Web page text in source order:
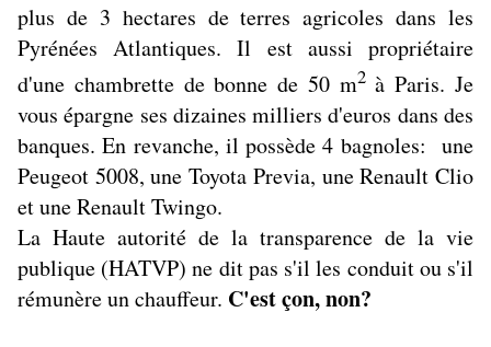
plus de 3 hectares de terres agricoles dans les
Pyrénées Atlantiques. Il est aussi propriétaire
d'une chambrette de bonne de 50 m2à Paris. Je
vous épargne ses dizaines milliers d'euros dans des
banques. En revanche, il possède 4 bagnoles: une
Peugeot 5008, une Toyota Previa, une Renault Clio
et une Renault Twingo.
La Haute autorité de la transparence de la vie
publique (HATVP) ne dit pas s'il les conduit ou s'il
rémunère un chauffeur. C'est çon, non?